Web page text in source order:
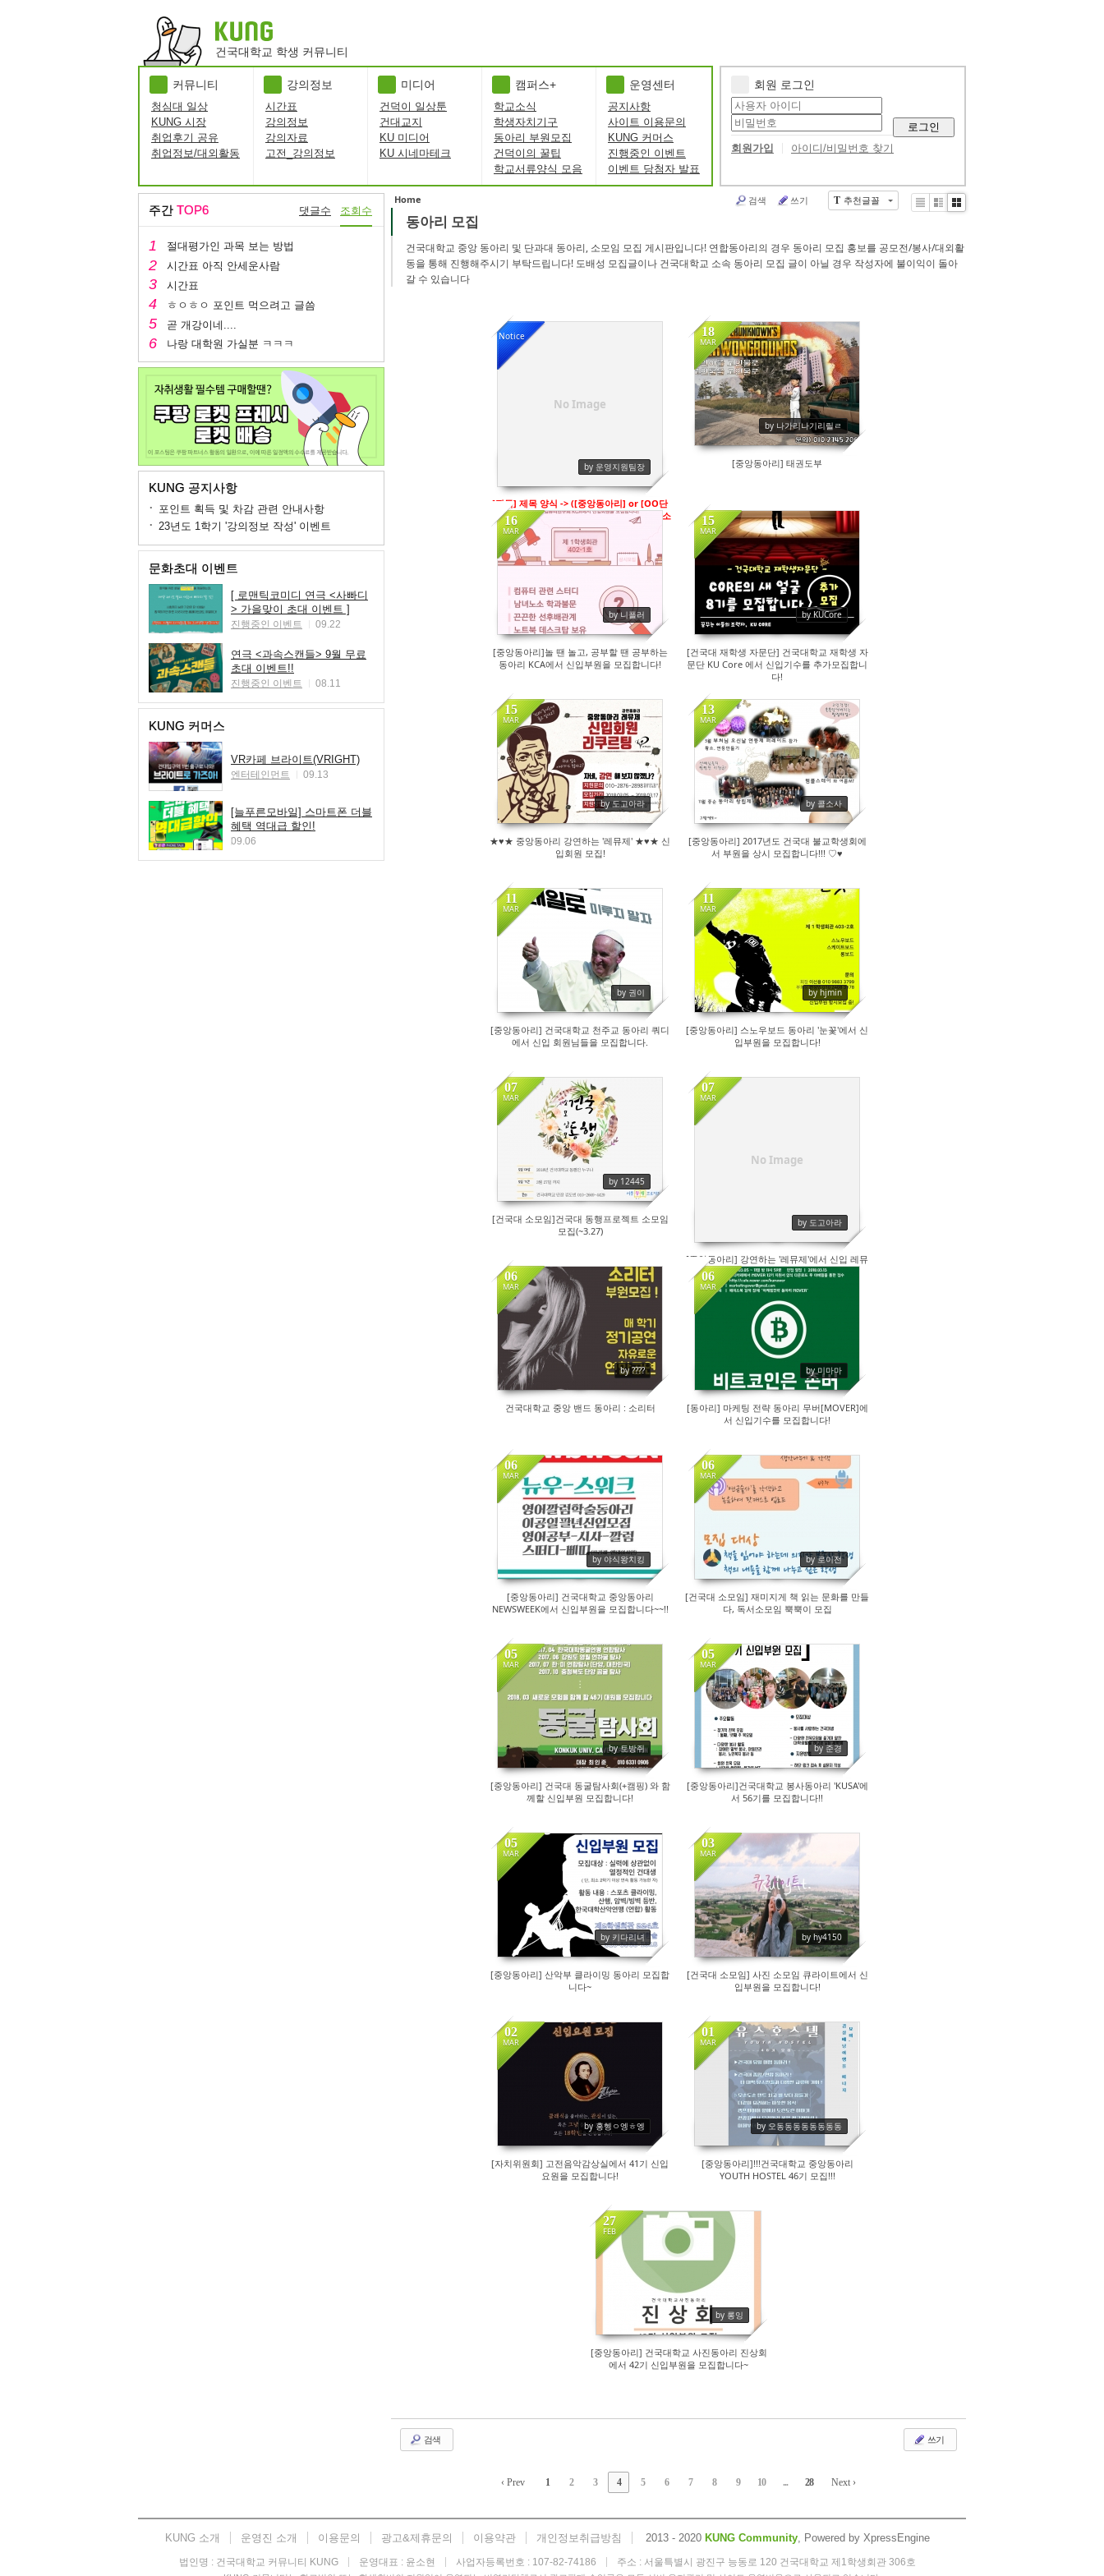
건국대학교 학생 커뮤니티
커뮤니티
청심대 일상
KUNG 시장
취업후기 공유
취업정보/대외활동
강의정보
시간표
강의정보
강의자료
고전_강의정보
미디어
건덕이 일상툰
건대교지
KU 미디어
KU 시네마테크
캠퍼스+
학교소식
학생자치기구
동아리 부원모집
건덕이의 꿀팁
학교서류양식 모음
운영센터
공지사항
사이트 이용문의
KUNG 커머스
진행중인 이벤트
이벤트 당첨자 발표
회원 로그인
로그인
회원가입
아이디/비밀번호 찾기
주간 TOP6 댓글수 조회수
절대평가인 과목 보는 방법
시간표 아직 안세운사람
시간표
ㅎㅇㅎㅇ 포인트 먹으려고 글씀
곧 개강이네....
나랑 대학원 가실분 ㅋㅋㅋ
KUNG 공지사항
포인트 획득 및 차감 관련 안내사항
23년도 1학기 '강의정보 작성' 이벤트
문화초대 이벤트
[ 로맨틱코미디 연극 <사빠디
> 가을맞이 초대 이벤트 ]
진행중인 이벤트 09.22
연극 <과속스캔들> 9월 무료
초대 이벤트!!
진행중인 이벤트 08.11
KUNG 커머스
VR카페 브라이트(VRIGHT)
엔터테인먼트 09.13
[늘푸른모바일] 스마트폰 더블
혜택 역대급 할인!
09.06
Home T 추천글꼴
검색 쓰기
동아리 모집
건국대학교 중앙 동아리 및 단과대 동아리, 소모임 모집 게시판입니다! 연합동아리의 경우 동아리 모집 홍보를 공모전/봉사/대외활
동을 통해 진행해주시기 부탁드립니다! 도배성 모집글이나 건국대학교 소속 동아리 모집 글이 아닐 경우 작성자에 불이익이 돌아
갈 수 있습니다
Li
Zi
e
G
le
r
y
No Image
Notice
by 운영지원팀장
[필독] 제목 양식 -> ([중앙동아리] or [OO단
과대 동아리] or [OO과 동아리] or [건국대 소
모임]) + 제목
18
MAR
by 나가리나기리릴ㄹ
216
[중앙동아리] 태권도부
16
MAR
by 니플러
389
[중앙동아리]놀 땐 놀고, 공부할 땐 공부하는
동아리 KCA에서 신입부원을 모집합니다!
15
MAR
by KUCore
171
[건국대 재학생 자문단] 건국대학교 재학생 자
문단 KU Core 에서 신입기수를 추가모집합니
다!
15
MAR
by 도고아라
117
★♥★ 중앙동아리 강연하는 '레뮤제' ★♥★ 신
입회원 모집!
13
MAR
by 콜소사
131
[중앙동아리] 2017년도 건국대 불교학생회에
서 부원을 상시 모집합니다!!! ♡♥
11
MAR
by 권이
105
[중앙동아리] 건국대학교 천주교 동아리 쿼디
에서 신입 회원님들을 모집합니다.
11
MAR
by hjmin
224
[중앙동아리] 스노우보드 동아리 '눈꽃'에서 신
입부원을 모집합니다!
07
MAR
by 12445
304
[건국대 소모임]건국대 동행프로젝트 소모임
모집(~3.27)
No Image
07
MAR
by 도고아라
[중앙동아리] 강연하는 '레뮤제'에서 신입 레뮤
지앙을 찾고 있습니다!
06
MAR
by ????
216
건국대학교 중앙 밴드 동아리 : 소리터
06
MAR
by 미마마
[동아리] 마케팅 전략 동아리 무버[MOVER]에
서 신입기수를 모집합니다!
06
MAR
by 야식왕치킹
214
[중앙동아리] 건국대학교 중앙동아리
NEWSWEEK에서 신입부원을 모집합니다~~!!
06
MAR
by 로이전
207
[건국대 소모임] 재미지게 책 읽는 문화를 만들
다, 독서소모임 뿍뿍이 모집
05
MAR
by 토방쥐
[중앙동아리] 건국대 동굴탐사회(+캠핑) 와 함
께할 신입부원 모집합니다!
05
MAR
by 준경
212
[중앙동아리]건국대학교 봉사동아리 'KUSA'에
서 56기를 모집합니다!!
05
MAR
by 키다리녀
[중앙동아리] 산악부 클라이밍 동아리 모집합
니다~
03
MAR
by hy4150
[건국대 소모임] 사진 소모임 큐라이트에서 신
입부원을 모집합니다!
02
MAR
by 홍헹ㅇ엥ㅎ엥
[자치위원회] 고전음악감상실에서 41기 신입
요원을 모집합니다!
01
MAR
by 오동동동동동동동동
370
[중앙동아리]!!!건국대학교 중앙동아리
YOUTH HOSTEL 46기 모집!!!
27
FEB
by 롱잉
277
[중앙동아리] 건국대학교 사진동아리 진상회
에서 42기 신입부원을 모집합니다~
검색 쓰기
‹ Prev 1 2 3 4 5 6 7 8 9 10 ... 28 Next ›
Sketchbook5, 스케치북5
Sketchbook5, 스케치북5
Sketchbook5, 스케치북5
Sketchbook5, 스케치북5
KUNG 소개 운영진 소개 이용문의 광고&제휴문의 이용약관 개인정보취급방침 2013 - 2020 KUNG Community, Powered by XpressEngine
법인명 : 건국대학교 커뮤니티 KUNG 운영대표 : 윤소현 사업자등록번호 : 107-82-74186 주소 : 서울특별시 광진구 능동로 120 건국대학교 제1학생회관 306호